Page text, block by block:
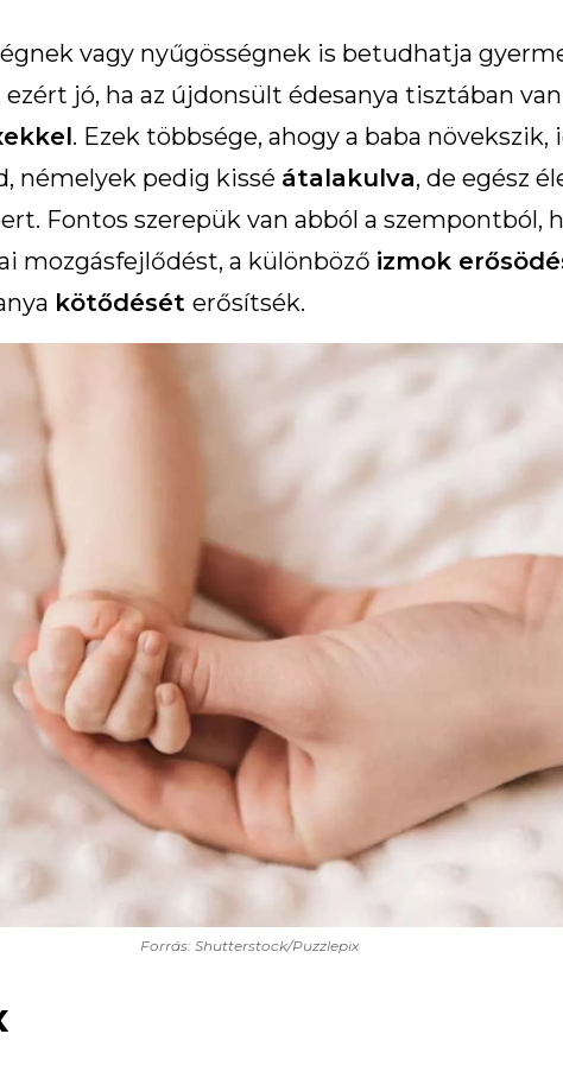
vagy nyűgösségnek is betudhatja
jó, ha az újdonsült édesanya tisztában van
. Ezek többsége, ahogy a baba növekszik,
némelyek pedig kissé átalakulva, de egész
Fontos szerepük van abból a szempontból,
mozgásfejlődést, a különböző izmok
kötődését erősítsék.
Forrás: Shutterstock/Puzzlepix